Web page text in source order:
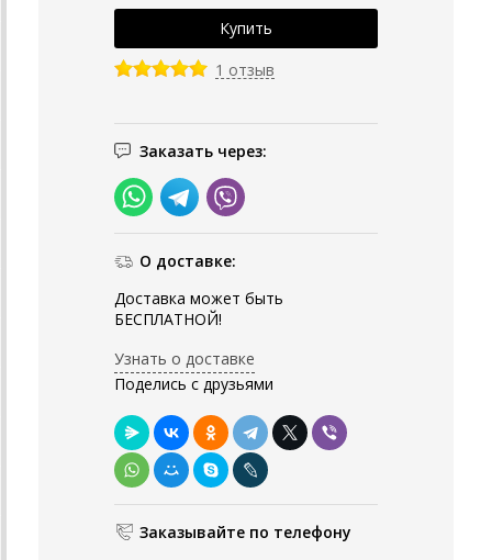
1 отзыв
Заказать через:
О доставке:
Доставка может быть
БЕСПЛАТНОЙ!
Узнать о доставке
Поделись с друзьями
Заказывайте по телефону